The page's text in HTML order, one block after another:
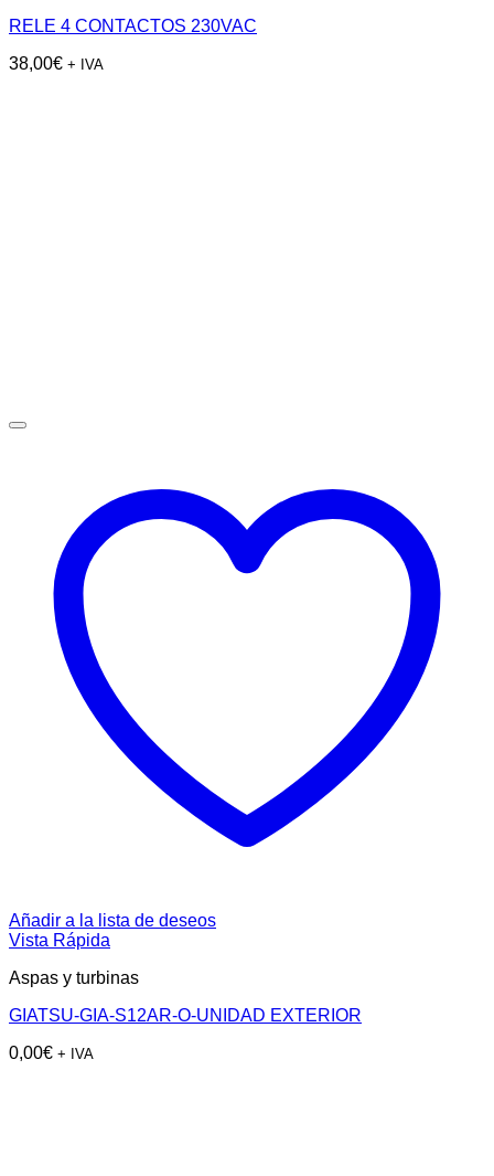
RELE 4 CONTACTOS 230VAC
38,00€ + IVA
Añadir a la lista de deseos
Vista Rápida
Aspas y turbinas
GIATSU-GIA-S12AR-O-UNIDAD EXTERIOR
0,00€ + IVA